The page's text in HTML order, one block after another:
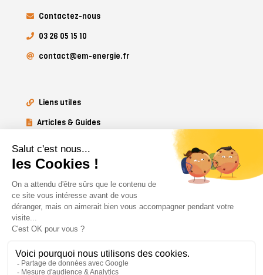
Contactez-nous
03 26 05 15 10
contact@em-energie.fr
Liens utiles
Articles & Guides